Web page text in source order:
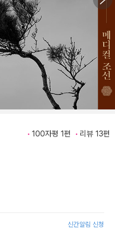
100자평 1편 리뷰 13편
신간알림 신청